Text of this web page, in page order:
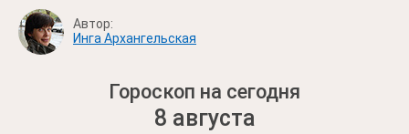
Автор:
Инга Архангельская
Гороскоп на сегодня
8 августа